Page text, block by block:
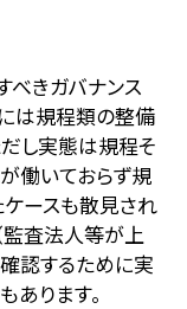
きガバナンス
は規程類の整備
し実態は規程そ
働いておらず規
ースも散見され
監査法人等が上
認するために実
あります。